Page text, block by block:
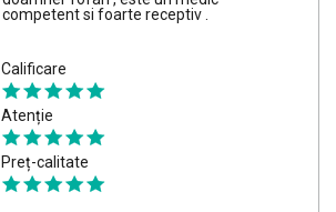
competent si foarte receptiv .
Calificare
Atenție
Preț-calitate